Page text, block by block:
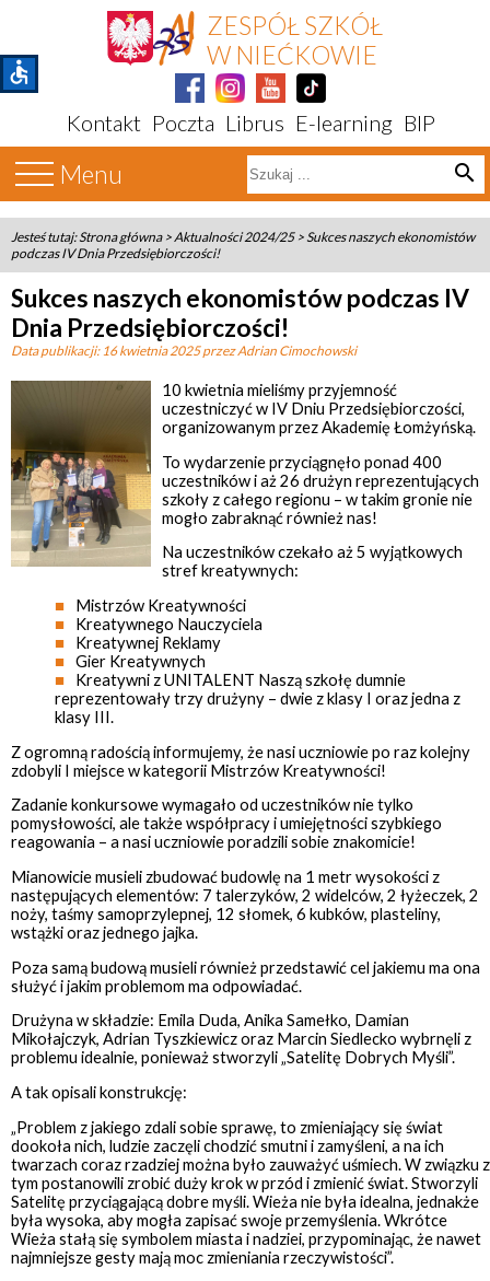
ZESPÓŁ SZKÓŁ
W NIEĆKOWIE
Kontakt Poczta Librus E-learning BIP
Menu search
Jesteś tutaj:Strona główna>Aktualności 2024/25> Sukces naszych ekonomistów
podczas IV Dnia Przedsiębiorczości!
Sukces naszych ekonomistów podczas IV
Dnia Przedsiębiorczości!
Data publikacji:16 kwietnia 2025przez Adrian Cimochowski
10 kwietnia mieliśmy przyjemność
uczestniczyć w IV Dniu Przedsiębiorczości,
organizowanym przez Akademię Łomżyńską.
To wydarzenie przyciągnęło ponad 400
uczestników i aż 26 drużyn reprezentujących
szkoły z całego regionu – w takim gronie nie
mogło zabraknąć również nas!
Na uczestników czekało aż 5 wyjątkowych
stref kreatywnych:
Mistrzów Kreatywności
Kreatywnego Nauczyciela
Kreatywnej Reklamy
Gier Kreatywnych
Kreatywni z UNITALENT Naszą szkołę dumnie
reprezentowały trzy drużyny – dwie z klasy I oraz jedna z
klasy III.
Z ogromną radością informujemy, że nasi uczniowie po raz kolejny
zdobyli I miejsce w kategorii Mistrzów Kreatywności!
Zadanie konkursowe wymagało od uczestników nie tylko
pomysłowości, ale także współpracy i umiejętności szybkiego
reagowania – a nasi uczniowie poradzili sobie znakomicie!
Mianowicie musieli zbudować budowlę na 1 metr wysokości z
następujących elementów: 7 talerzyków, 2 widelców, 2 łyżeczek, 2
noży, taśmy samoprzylepnej, 12 słomek, 6 kubków, plasteliny,
wstążki oraz jednego jajka.
Poza samą budową musieli również przedstawić cel jakiemu ma ona
służyć i jakim problemom ma odpowiadać.
Drużyna w składzie: Emila Duda, Anika Samełko, Damian
Mikołajczyk, Adrian Tyszkiewicz oraz Marcin Siedlecko wybrnęli z
problemu idealnie, ponieważ stworzyli „Satelitę Dobrych Myśli”.
A tak opisali konstrukcję:
„Problem z jakiego zdali sobie sprawę, to zmieniający się świat
dookoła nich, ludzie zaczęli chodzić smutni i zamyśleni, a na ich
twarzach coraz rzadziej można było zauważyć uśmiech. W związku z
tym postanowili zrobić duży krok w przód i zmienić świat. Stworzyli
Satelitę przyciągającą dobre myśli. Wieża nie była idealna, jednakże
była wysoka, aby mogła zapisać swoje przemyślenia. Wkrótce
Wieża stałą się symbolem miasta i nadziei, przypominając, że nawet
najmniejsze gesty mają moc zmieniania rzeczywistości”.
accessible